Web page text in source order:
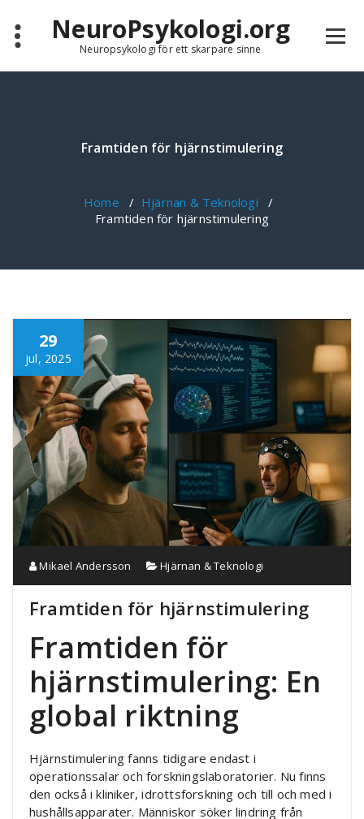
content
NeuroPsykologi.org
Neuropsykologi för ett skarpare sinne
Framtiden för hjärnstimulering
Home / Hjärnan & Teknologi /
Framtiden för hjärnstimulering
29
jul, 2025
Mikael Andersson Hjärnan & Teknologi
Framtiden för hjärnstimulering
Framtiden för
hjärnstimulering: En
global riktning
Hjärnstimulering fanns tidigare endast i
operationssalar och forskningslaboratorier. Nu finns
den också i kliniker, idrottsforskning och till och med i
hushållsapparater. Människor söker lindring från